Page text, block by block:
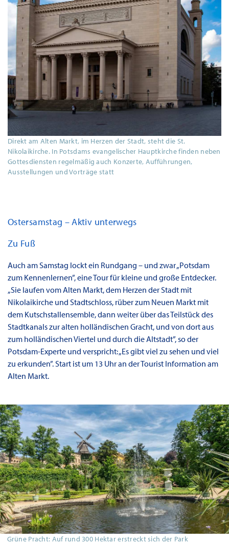
Direkt am Alten Markt, im Herzen der Stadt, steht die St.
Nikolaikirche. In Potsdams evangelischer Hauptkirche finden neben
Gottesdiensten regelmäßig auch Konzerte, Aufführungen,
Ausstellungen und Vorträge statt
Ostersamstag – Aktiv unterwegs
Zu Fuß
Auch am Samstag lockt ein Rundgang – und zwar „Potsdam
zum Kennenlernen”, eine Tour für kleine und große Entdecker.
„Sie laufen vom Alten Markt, dem Herzen der Stadt mit
Nikolaikirche und Stadtschloss, rüber zum Neuen Markt mit
dem Kutschstallensemble, dann weiter über das Teilstück des
Stadtkanals zur alten holländischen Gracht, und von dort aus
zum holländischen Viertel und durch die Altstadt”, so der
Potsdam-Experte und verspricht: „Es gibt viel zu sehen und viel
zu erkunden”. Start ist um 13 Uhr an der Tourist Information am
Alten Markt.
Grüne Pracht: Auf rund 300 Hektar erstreckt sich der Park